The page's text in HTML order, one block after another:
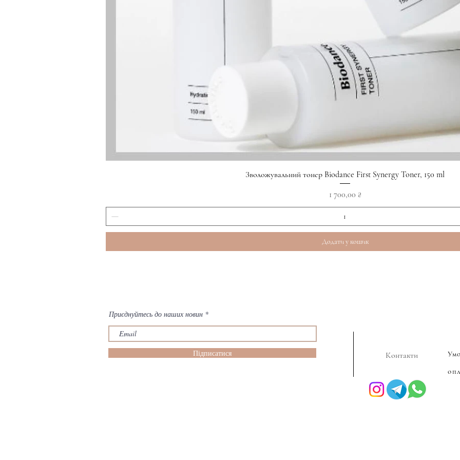
Швидкий перегляд
Зволожувальний тонер Biodance First Synergy Toner, 150 ml
Ціна
1 700,00 ₴
Додати у кошик
Приєднуйтесь до наших новин
Підписатися Контакти